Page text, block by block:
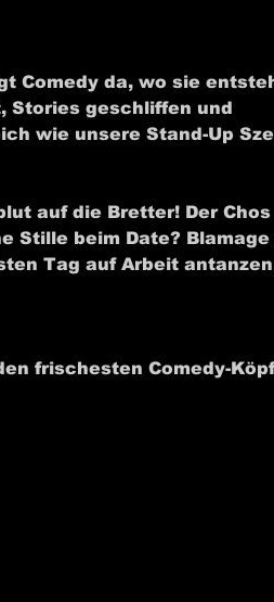
Comedy da, wo sie
Stories geschliffen und
wie unsere Stand-Up
auf die Bretter! Der Chos
Stille beim Date?
Tag auf Arbeit
frischesten Comedy-